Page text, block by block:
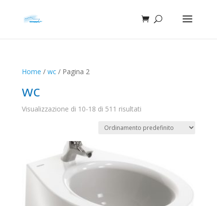
Home / wc/ Pagina 2
wc
Visualizzazione di 10-18 di 511 risultati